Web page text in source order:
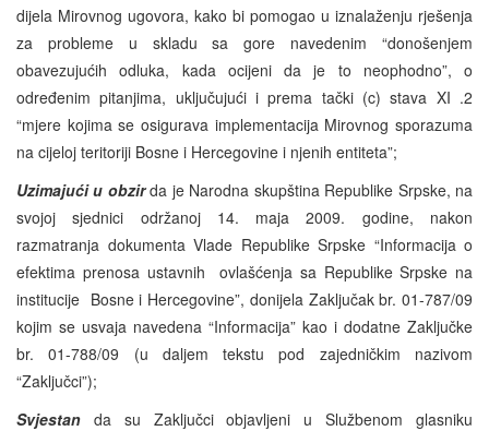
dijela Mirovnog ugovora, kako bi pomogao u iznalaženju rješenja
za probleme u skladu sa gore navedenim “donošenjem
obavezujućih odluka, kada ocijeni da je to neophodno”, o
određenim pitanjima, uključujući i prema tački (c) stava XI .2
“mjere kojima se osigurava implementacija Mirovnog sporazuma
na cijeloj teritoriji Bosne i Hercegovine i njenih entiteta”;
Uzimajući u obzirda je Narodna skupština Republike Srpske, na
svojoj sjednici održanoj 14. maja 2009. godine, nakon
razmatranja dokumenta Vlade Republike Srpske “Informacija o
efektima prenosa ustavnih ovlašćenja sa Republike Srpske na
institucije Bosne i Hercegovine”, donijela Zaključak br. 01-787/09
kojim se usvaja navedena “Informacija” kao i dodatne Zaključke
br. 01-788/09 (u daljem tekstu pod zajedničkim nazivom
“Zaključci”);
Svjestan da su Zaključci objavljeni u Službenom glasniku